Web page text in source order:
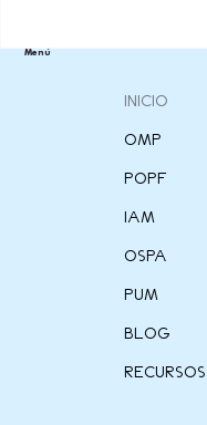
Menú
INICIO
OMP
POPF
IAM
OSPA
PUM
BLOG
RECURSOS